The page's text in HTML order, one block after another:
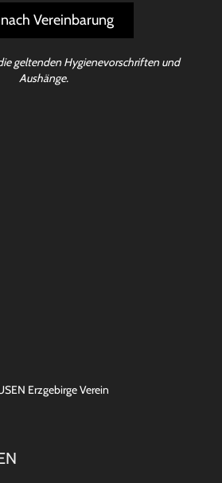
Vereinbarung
geltenden Hygienevorschriften und
Aushänge.
Erzgebirge Verein